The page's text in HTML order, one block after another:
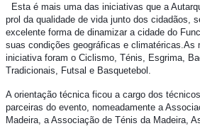
Esta é mais uma das iniciativas que a
prol da qualidade de vida junto dos cidadãos,
excelente forma de dinamizar a cidade do
suas condições geográficas e climatéricas. As
iniciativa foram o Ciclismo, Ténis, Esgrima,
Tradicionais, Futsal e Basquetebol.
A orientação técnica ficou a cargo dos
parceiras do evento, nomeadamente a
Madeira, a Associação de Ténis da Madeira,